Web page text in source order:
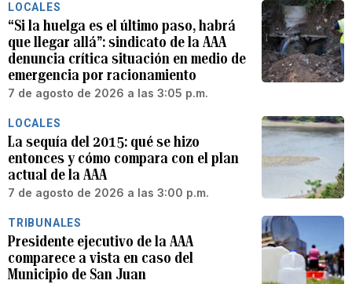
LOCALES
“Si la huelga es el último paso, habrá
que llegar allá”: sindicato de la AAA
denuncia crítica situación en medio de
emergencia por racionamiento
7 de agosto de 2026 a las 3:05 p.m.
LOCALES
La sequía del 2015: qué se hizo
entonces y cómo compara con el plan
actual de la AAA
7 de agosto de 2026 a las 3:00 p.m.
TRIBUNALES
Presidente ejecutivo de la AAA
comparece a vista en caso del
Municipio de San Juan